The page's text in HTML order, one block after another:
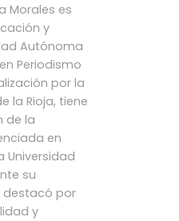
Morales es
y
Autónoma
Periodismo
por la
la Rioja, tiene
de la
en
Universidad
su
destacó por
y